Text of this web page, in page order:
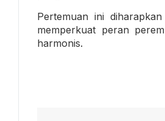
Pertemuan ini
memperkuat peran
harmonis.